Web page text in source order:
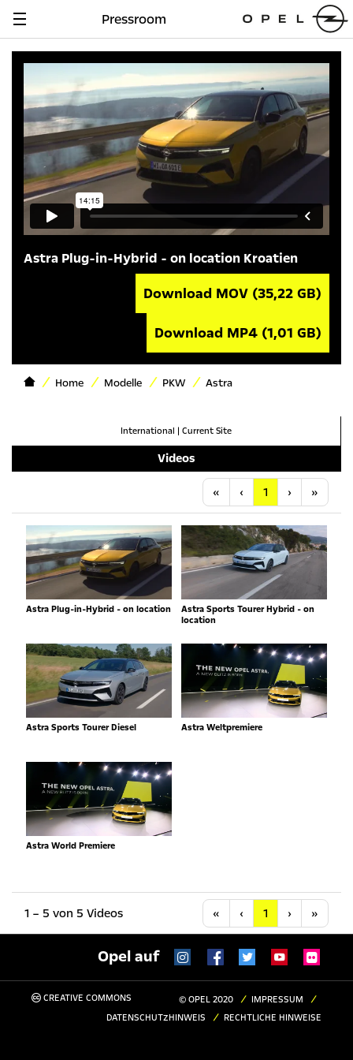
Navigation
Pressroom
Astra Plug-in-Hybrid - on location Kroatien
Download MOV (35,22 GB)
Download MP4 (1,01 GB)
Home Modelle PKW Astra
International | Current Site
Videos
« Anfang
‹ Vorherige
1 ›Nächste
»
Astra Plug-in-Hybrid - on location
Astra Sports Tourer Hybrid - on
location
Astra Sports Tourer Diesel Astra Weltpremiere
Astra World Premiere
1 – 5 von 5 Videos « Anfang
‹ Vorherige
1 ›Nächste
»
Opel auf
CREATIVE COMMONS © OPEL 2020
IMPRESSUM
DATENSCHUTZHINWEIS
RECHTLICHE HINWEISE